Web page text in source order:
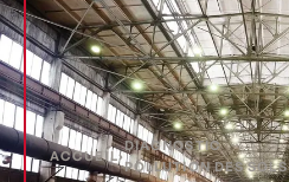
ACCUEIL›
DIAGNOSTIC
POLLUTION DES SOLS